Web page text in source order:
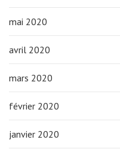
mai 2020
avril 2020
mars 2020
février 2020
janvier 2020